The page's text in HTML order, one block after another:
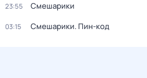
23:55 Смешарики
03:15 Смешарики. Пин-код